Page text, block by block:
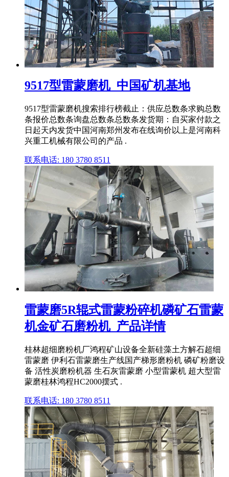
9517型雷蒙磨机_中国矿机基地
9517型雷蒙磨机搜索排行榜截止：供应总数条求购总数
条报价总数条询盘总数条总数条发货期：自买家付款之
日起天内发货中国河南郑州发布在线询价以上是河南科
兴重工机械有限公司的产品 .
联系电话: 180 3780 8511
雷蒙磨5R辊式雷蒙粉碎机磷矿石雷蒙
机金矿石磨粉机_产品详情
桂林超细磨粉机厂鸿程矿山设备全新硅藻土方解石超细
雷蒙磨 伊利石雷蒙磨生产线国产梯形磨粉机 磷矿粉磨设
备 活性炭磨粉机器 生石灰雷蒙磨 小型雷蒙机 超大型雷
蒙磨桂林鸿程HC2000摆式 .
联系电话: 180 3780 8511